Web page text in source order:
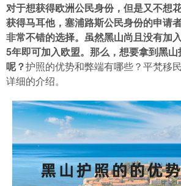
对于想获得欧洲公民身份，但是又不想
获得马耳他，塞浦路斯公民身份的申请
非常不错的选择。虽然黑山尚且没有加
5年即可加入欧盟。那么，想要拿到黑
呢？护照的优势和弊端有哪些？平梵移
详细的介绍。